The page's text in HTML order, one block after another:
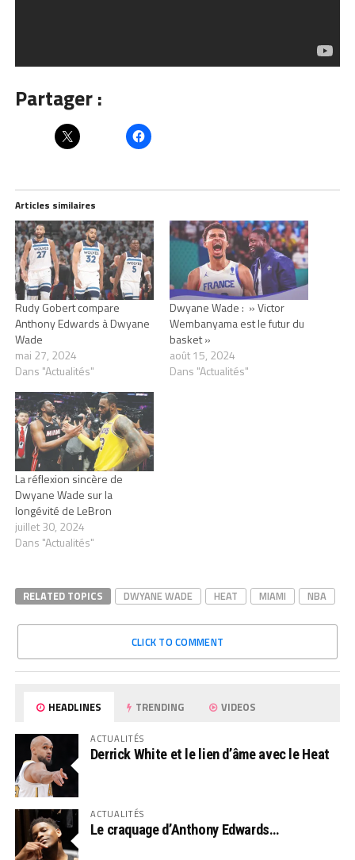
Partager :
Articles similaires
Rudy Gobert compare
Anthony Edwards à Dwyane
Wade
mai 27, 2024
Dans "Actualités"
Dwyane Wade : » Victor
Wembanyama est le futur du
basket »
août 15, 2024
Dans "Actualités"
La réflexion sincère de
Dwyane Wade sur la
longévité de LeBron
juillet 30, 2024
Dans "Actualités"
RELATED TOPICS DWYANE WADE HEAT MIAMI NBA
CLICK TO COMMENT
HEADLINES TRENDING VIDEOS
ACTUALITÉS
Derrick White et le lien d’âme avec le Heat
ACTUALITÉS
Le craquage d’Anthony Edwards…